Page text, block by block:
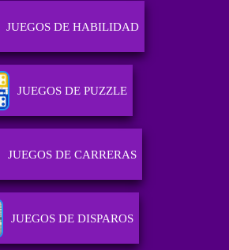
JUEGOS DE HABILIDAD
JUEGOS DE PUZZLE
JUEGOS DE CARRERAS
JUEGOS DE DISPAROS